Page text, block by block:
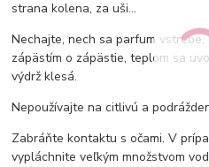
strana kolena, za uši…
Nechajte, nech sa parfum vstrebe,
zápästím o zápästie, teplom sa
výdrž klesá.
Nepoužívajte na citlivú a
Zabráňte kontaktu s očami. V
vypláchnite veľkým množstvom